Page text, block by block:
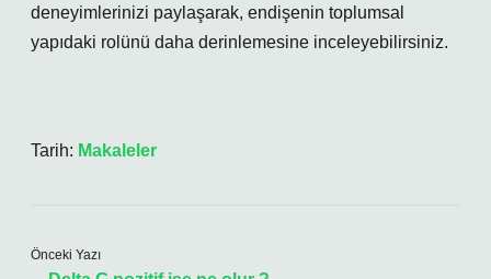
deneyimlerinizi paylaşarak, endişenin toplumsal
yapıdaki rolünü daha derinlemesine inceleyebilirsiniz.
Tarih: Makaleler
Önceki Yazı